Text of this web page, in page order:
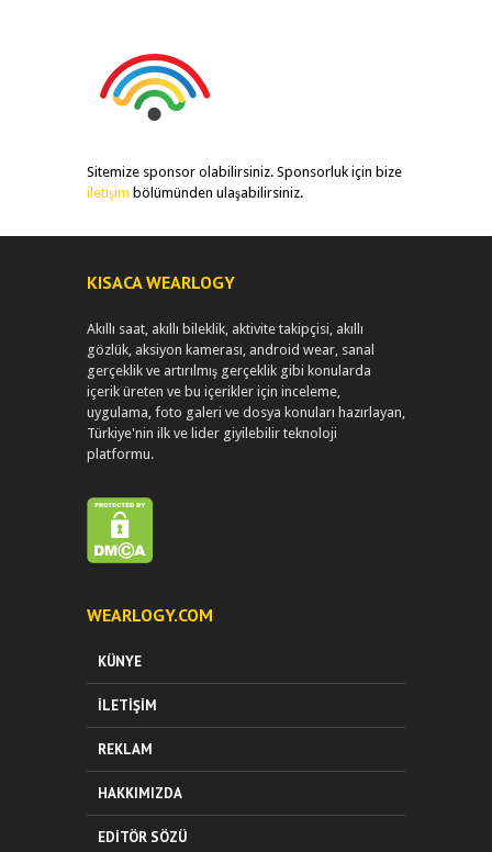
Sitemize sponsor olabilirsiniz. Sponsorluk için bize
iletişim bölümünden ulaşabilirsiniz.
KISACA WEARLOGY
Akıllı saat, akıllı bileklik, aktivite takipçisi, akıllı
gözlük, aksiyon kamerası, android wear, sanal
gerçeklik ve artırılmış gerçeklik gibi konularda
içerik üreten ve bu içerikler için inceleme,
uygulama, foto galeri ve dosya konuları hazırlayan,
Türkiye'nin ilk ve lider giyilebilir teknoloji
platformu.
WEARLOGY.COM
KÜNYE
İLETIŞIM
REKLAM
HAKKIMIZDA
EDITÖR SÖZÜ